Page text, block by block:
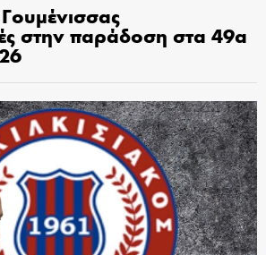
στην παράδοση στα 49α